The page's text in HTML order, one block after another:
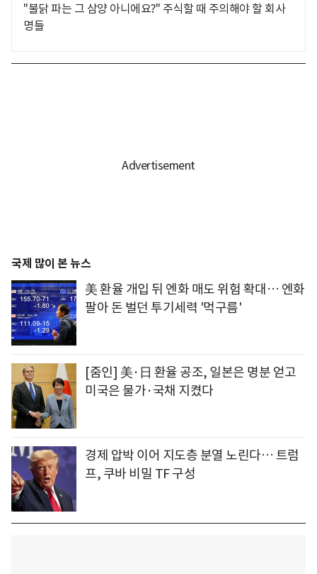
"불닭 파는 그 삼양 아니에요?" 주식할 때 주의해야 할 회사
명들
국제 많이 본 뉴스
美 환율 개입 뒤 엔화 매도 위험 확대… 엔화
팔아 돈 벌던 투기세력 '먹구름'
[줌인] 美·日 환율 공조, 일본은 명분 얻고
미국은 물가·국채 지켰다
경제 압박 이어 지도층 분열 노린다… 트럼
프, 쿠바 비밀 TF 구성